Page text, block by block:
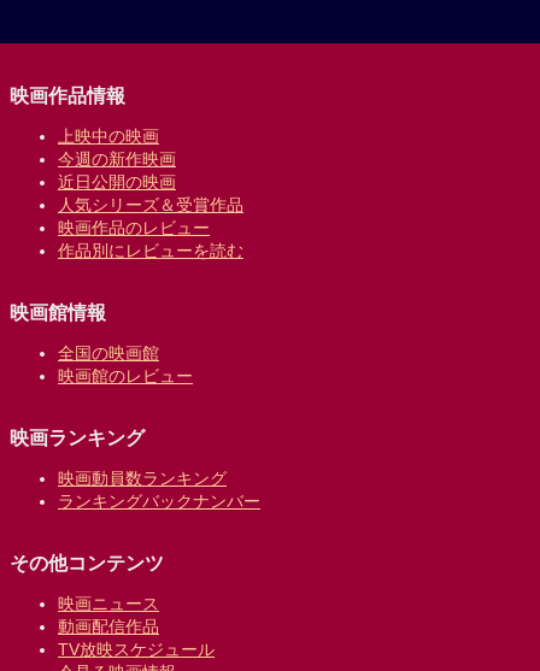
映画作品情報
上映中の映画
今週の新作映画
近日公開の映画
人気シリーズ＆受賞作品
映画作品のレビュー
作品別にレビューを読む
映画館情報
全国の映画館
映画館のレビュー
映画ランキング
映画動員数ランキング
ランキングバックナンバー
その他コンテンツ
映画ニュース
動画配信作品
TV放映スケジュール